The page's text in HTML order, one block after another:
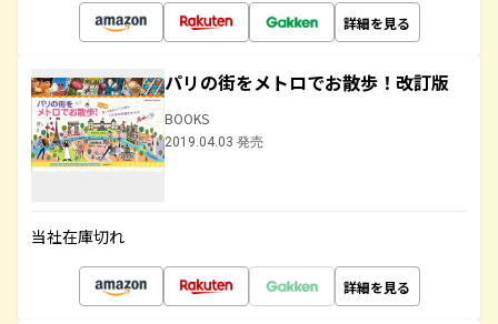
詳細を見る
パリの街をメトロでお散歩！改訂版
BOOKS
2019.04.03 発売
当社在庫切れ
詳細を見る